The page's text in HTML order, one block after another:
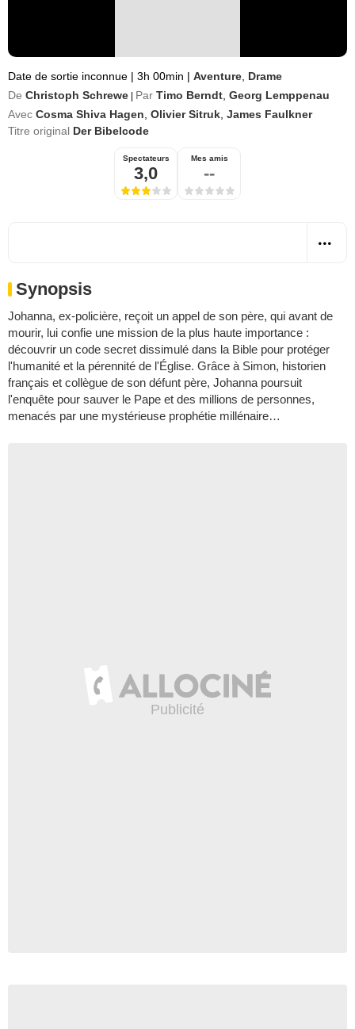
Date de sortie inconnue | 3h 00min | Aventure Drame
De Christoph Schrewe Par Timo Berndt Georg Lemppenau
Avec Cosma Shiva Hagen Olivier Sitruk James Faulkner
Titre original Der Bibelcode
Spectateurs
3,0
Mes amis
--
Synopsis
Johanna, ex-policière, reçoit un appel de son père, qui avant de
mourir, lui confie une mission de la plus haute importance :
découvrir un code secret dissimulé dans la Bible pour protéger
l'humanité et la pérennité de l'Église. Grâce à Simon, historien
français et collègue de son défunt père, Johanna poursuit
l'enquête pour sauver le Pape et des millions de personnes,
menacés par une mystérieuse prophétie millénaire…